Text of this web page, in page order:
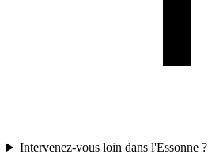
Intervenez-vous loin dans l'Essonne ?